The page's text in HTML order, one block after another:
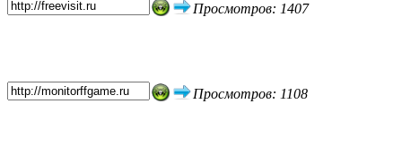
Просмотров: 1407
Просмотров: 1108